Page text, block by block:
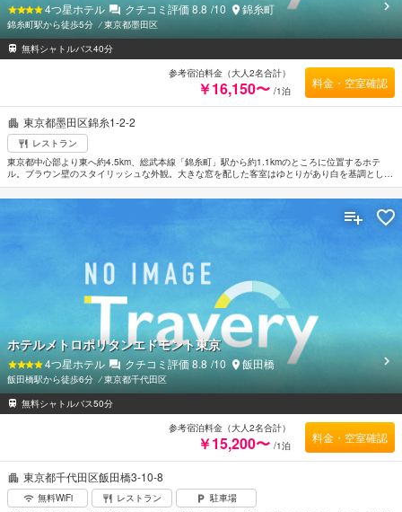
東京都墨田区錦糸1-2-2
レストラン
東京都中心部より東へ約4.5km、総武本線「錦糸町」駅から約1.1kmのところに位置するホテ
ル。ブラウン壁のスタイリッシュな外観。大きな窓を配した客室はゆとりがあり白を基調とした
上品な内装にまとめられている。全室高速インターネット接続可能。最上階にあるバー「スカイ
ノーツ」では都心の夜景を眺めながらカクテルなどを楽しめる。東京ディズニーリゾートまで約
4つ星ホテル クチコミ評価8.8 /10 錦糸町
錦糸町駅から徒歩5分 ⁄東京都墨田区
無料シャトルバス40分
参考宿泊料金（大人2名合計）
￥16,150〜 /1泊
料金・空室確認
東京都千代田区飯田橋3-10-8
無料WiFi レストラン
駐車場
ホテルメトロポリタンエドモント東京
4つ星ホテル クチコミ評価8.8 /10 飯田橋
飯田橋駅から徒歩6分 ⁄東京都千代田区
無料シャトルバス50分
参考宿泊料金（大人2名合計）
￥15,200〜 /1泊
料金・空室確認